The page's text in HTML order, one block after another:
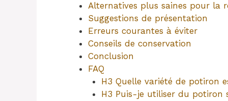
Alternatives plus saines pour la
Suggestions de présentation
Erreurs courantes à éviter
Conseils de conservation
Conclusion
FAQ
H3 Quelle variété de potiron
H3 Puis-je utiliser du potiron